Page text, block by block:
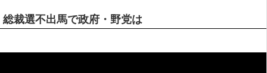
総裁選不出馬で政府・野党は